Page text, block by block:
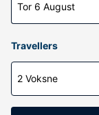
Tor 6 August
Travellers
2 Voksne